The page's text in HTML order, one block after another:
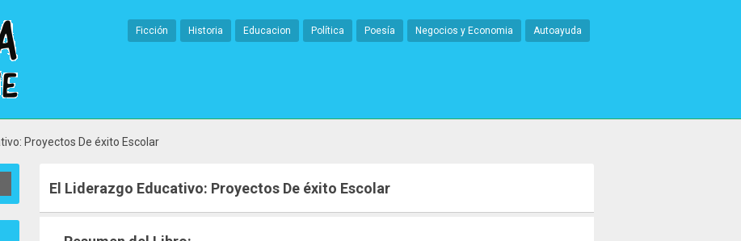
Ficción Historia Educacion Política Poesía Negocios y Economia Autoayuda
Proyectos De éxito Escolar
El Liderazgo Educativo: Proyectos De éxito Escolar